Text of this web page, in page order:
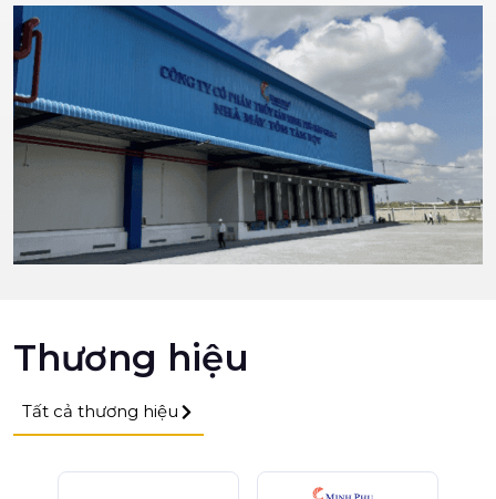
Thương hiệu
Tất cả thương hiệu